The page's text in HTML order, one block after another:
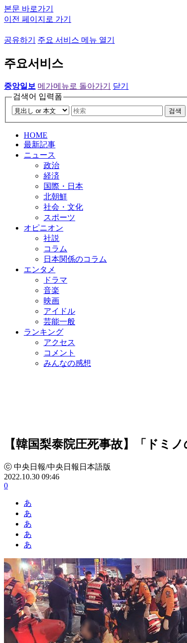
본문 바로가기
이전 페이지로 가기
공유하기 주요 서비스 메뉴 열기
주요서비스
중앙일보 메가메뉴로 돌아가기
닫기
검색어 입력폼
검색
HOME
最新記事
ニュース
政治
経済
国際・日本
北朝鮮
社会・文化
スポーツ
オピニオン
社説
コラム
日本関係のコラム
エンタメ
ドラマ
音楽
映画
アイドル
芸能一般
ランキング
アクセス
コメント
みんなの感想
【韓国梨泰院圧死事故】「ドミ
ⓒ 中央日報/中央日報日本語版
2022.10.30 09:46
0
あ
あ
あ
あ
あ